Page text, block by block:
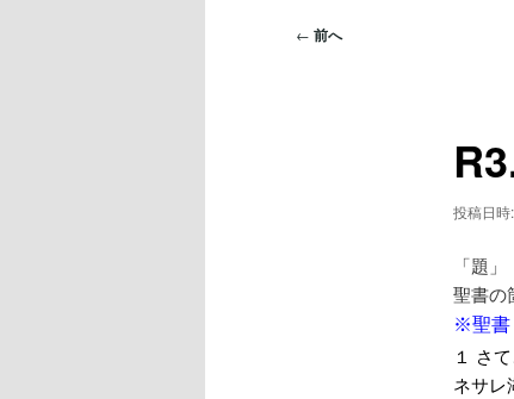
投
← 前へ
投稿日時:
「題
聖書の
※聖書
１ さ
ネサレ